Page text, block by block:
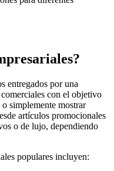
entregados por una
con el objetivo
simplemente mostrar
artículos promocionales
o de lujo, dependiendo
populares incluyen: